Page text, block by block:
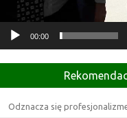
00:00
Odznacza się